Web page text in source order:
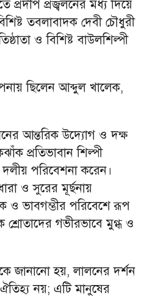
প্রদীপ প্রজ্বলনের মধ্য দিয়ে
তবলাবাদক দেবী চৌধুরী
ও বিশিষ্ট বাউলশিল্পী
ছিলেন আব্দুল খালেক,
আন্তরিক উদ্যোগ ও দক্ষ
প্রতিভাবান শিল্পী
পরিবেশনা করেন।
ও সুরের মূর্ছনায়
ও ভাবগম্ভীর পরিবেশে রূপ
শ্রোতাদের গভীরভাবে মুগ্ধ ও
জানানো হয়, লালনের দর্শন
নয়; এটি মানুষের